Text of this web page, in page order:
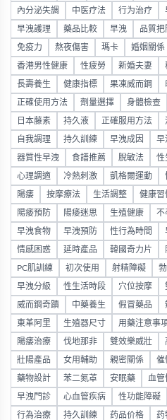
內分泌失調 中医疗法 行为治疗
早洩護理 藥品比較 早洩 品質把
免疫力 熬夜傷害 瑪卡 婚姻關係
香港男性健康 性疲勞 新婚夫妻
長壽養生 健康指標 果凍威而鋼
正確使用方法 劑量選擇 身體檢查
日本藤素 持久液 正確服用方法
自我調理 持久訓練 早洩成因 早
器質性早洩 食譜推薦 脫敏法 性
心理調適 冷熱刺激 凱格爾運動
陽痿 按摩療法 生活調整 健康習
陽痿預防 陽痿迷思 生殖健康 不
早洩食物 早洩預防 性行為時間
情感困惑 延時產品 韓國奇力片
PC肌訓練 初次使用 射精障礙
早洩分級 性生活時段 穴位按摩
威而鋼奇蹟 中藥養生 假冒藥品
東革阿里 生殖器尺寸 用藥注意事
陽痿治療 伐地那非 雙效樂威壯
壯陽產品 女用輔助 親密關係 催
藥物設計 苯二氮䓬 安眠藥 血管
早洩門診 心血管疾病 性功能障礙
行為治療 持久訓練 药品价格 药